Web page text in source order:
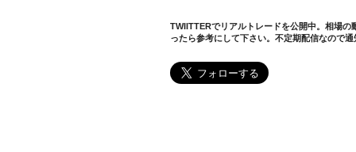
TWIITTERでリアルトレードを公開中。相場の
ったら参考にして下さい。不定期配信なので通